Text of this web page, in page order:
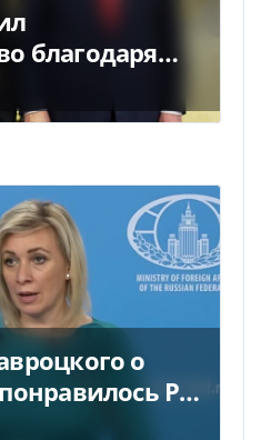
благодаря
о
РФ